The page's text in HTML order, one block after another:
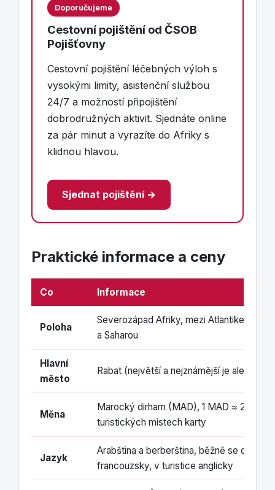
Doporučujeme
Cestovní pojištění od ČSOB
Pojišťovny
Cestovní pojištění léčebných výloh s
vysokými limity, asistenční službou
24/7 a možností připojištění
dobrodružných aktivit. Sjednáte online
za pár minut a vyrazíte do Afriky s
klidnou hlavou.
Sjednat pojištění →
Praktické informace a ceny
Co Informace
Poloha
Severozápad Afriky, mezi Atlantikem,
a Saharou
Hlavní
město
Rabat (největší a nejznámější je ale
Měna
Marocký dirham (MAD), 1 MAD ≈ 2,3 Kč;
turistických místech karty
Jazyk
Arabština a berberština, běžně se
francouzsky, v turistice anglicky